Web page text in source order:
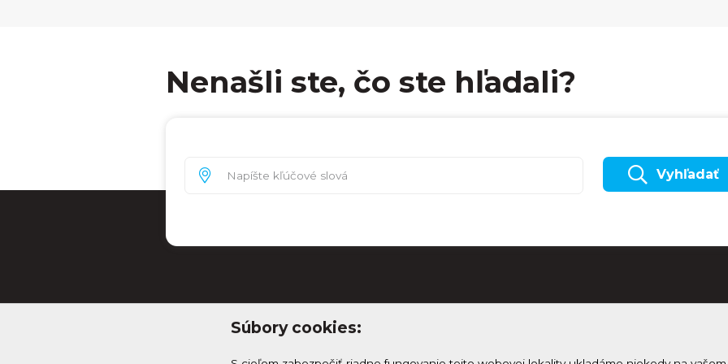
Nenašli ste, čo ste hľadali?
Vyhľadať
Súbory cookies: